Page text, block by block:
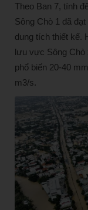
Theo Ban 7, tính
Sông Chò 1 đã
dung tích thiết kế.
lưu vực Sông
phổ biến 20-40
m3/s.